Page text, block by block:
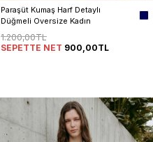
Paraşüt Kumaş Harf Detaylı
Düğmeli Oversize Kadın
Gömlek
1.200,00TL
SEPETTE NET 900,00TL